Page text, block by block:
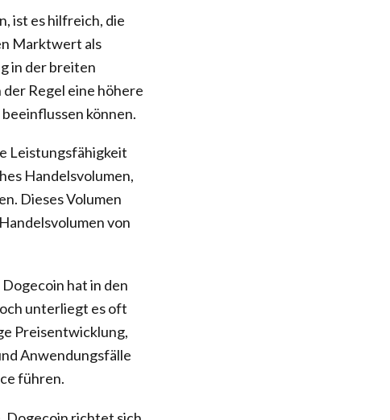
ist es hilfreich, die
Marktwert als
in der breiten
Regel eine höhere
können.
Leistungsfähigkeit
Handelsvolumen,
Dieses Volumen
von
hat in den
unterliegt es oft
Preisentwicklung,
Anwendungsfälle
führen.